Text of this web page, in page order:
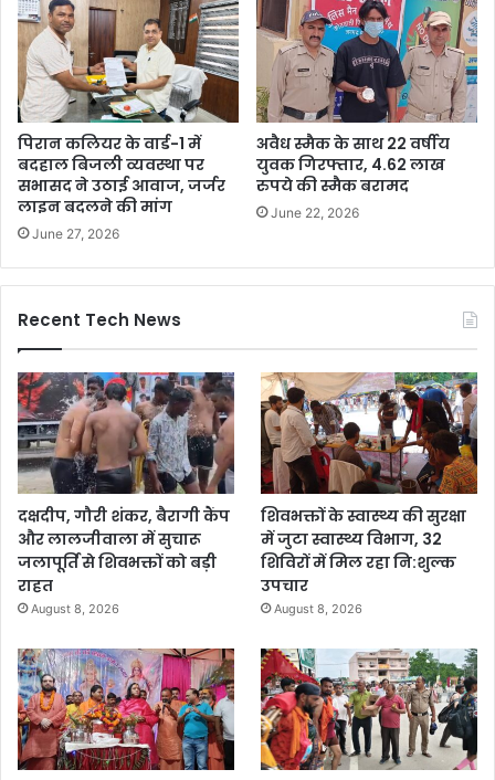
पिरान कलियर के वार्ड-1 में
बदहाल बिजली व्यवस्था पर
सभासद ने उठाई आवाज, जर्जर
लाइन बदलने की मांग
June 27, 2026
अवैध स्मैक के साथ 22 वर्षीय
युवक गिरफ्तार, 4.62 लाख
रुपये की स्मैक बरामद
June 22, 2026
Recent Tech News
दक्षदीप, गौरी शंकर, बैरागी कैंप
और लालजीवाला में सुचारू
जलापूर्ति से शिवभक्तों को बड़ी
राहत
August 8, 2026
शिवभक्तों के स्वास्थ्य की सुरक्षा
में जुटा स्वास्थ्य विभाग, 32
शिविरों में मिल रहा नि:शुल्क
उपचार
August 8, 2026